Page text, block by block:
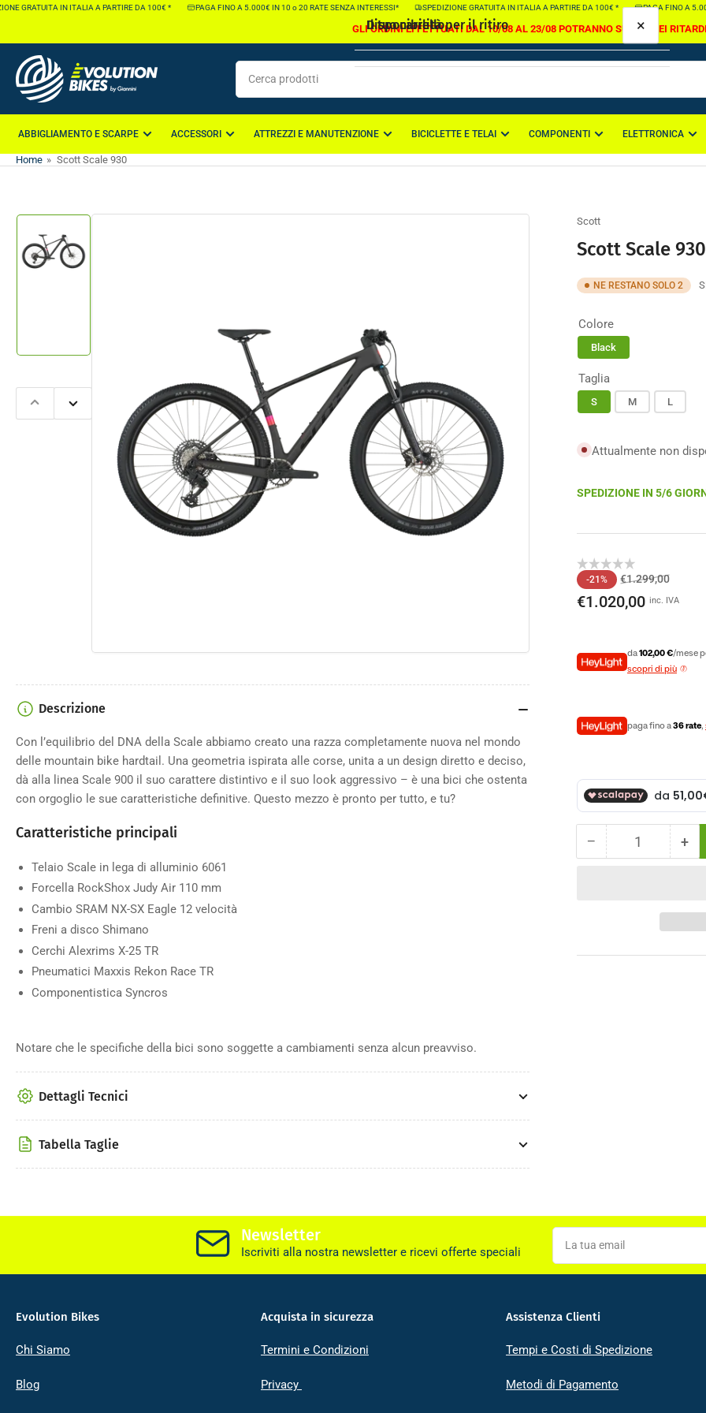
Vai
ai
contenuti
GRATUITA IN ITALIA A PARTIRE DA 100€ * PAGA FINO A 5.000€ IN 10 o 20 RATE SENZA INTERESSI* SPEDIZIONE GRATUITA IN ITALIA A PARTIRE DA 100€ * PAGA FINO A
GLI ORDINI EFFETTUATI DAL 10/08 AL 23/08 POTRANNO SUBIRE DEI RITARDI
Cerca
prodotti
ABBIGLIAMENTO E SCARPE ACCESSORI ATTREZZI E MANUTENZIONE BICICLETTE E TELAI COMPONENTI ELETTRONICA
Home » Scott Scale 930
Vai
direttamente
alle
Apri
contenuto
multimediale
1
Slide
precedente
Slide
successiva
Scott
Scott Scale 930
NE RESTANO SOLO 2
Colore
Black
Taglia
S M L
Attualmente non
SPEDIZIONE IN 5/6
Prezzo
di
-21% €1.299,00Prezzo
€1.020,00 inc. IVA
da102,00 €/mese
scopri di più
paga fino a36 rate,
− Diminuisci
Quantità +
Descrizione
Con l’equilibrio del DNA della Scale abbiamo creato una razza completamente nuova nel mondo
delle mountain bike hardtail. Una geometria ispirata alle corse, unita a un design diretto e deciso,
dà alla linea Scale 900 il suo carattere distintivo e il suo look aggressivo – è una bici che ostenta
con orgoglio le sue caratteristiche definitive. Questo mezzo è pronto per tutto, e tu?
Caratteristiche principali
Telaio Scale in lega di alluminio 6061
Forcella RockShox Judy Air 110 mm
Cambio SRAM NX-SX Eagle 12 velocità
Freni a disco Shimano
Cerchi Alexrims X-25 TR
Pneumatici Maxxis Rekon Race TR
Componentistica Syncros
Notare che le specifiche della bici sono soggette a cambiamenti senza alcun preavviso.
Dettagli Tecnici
Tabella Taglie
Newsletter
Iscriviti alla nostra newsletter e ricevi offerte speciali
La
tua
email
Evolution Bikes
Chi Siamo
Blog
Acquista in sicurezza
Termini e Condizioni
Privacy
Assistenza Clienti
Tempi e Costi di Spedizione
Metodi di Pagamento
Il tuo carrello ×
Il tuo carrello è vuoto
Disponibilità per il ritiro ×
Scott Scale 930
Sede di Casapulla
Via Nazionale Appia 114
81020 Casapulla CE